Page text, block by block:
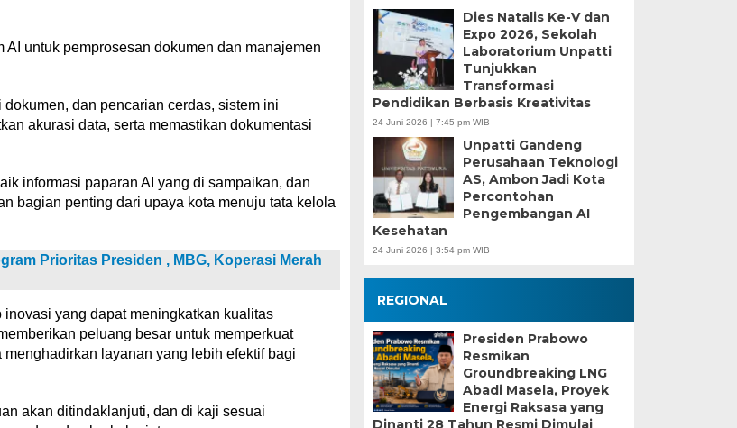
untuk pemprosesan dokumen dan manajemen
dan pencarian cerdas, sistem ini
akurasi data, serta memastikan dokumentasi
informasi paparan AI yang di sampaikan, dan
bagian penting dari upaya kota menuju tata kelola
Prioritas Presiden , MBG, Koperasi Merah
yang dapat meningkatkan kualitas
peluang besar untuk memperkuat
layanan yang lebih efektif bagi
akan ditindaklanjuti, dan di kaji sesuai
Dies Natalis Ke-V dan
Expo 2026, Sekolah
Laboratorium Unpatti
Tunjukkan
Transformasi
Pendidikan Berbasis Kreativitas
24 Juni 2026 | 7:45 pm WIB
Unpatti Gandeng
Perusahaan Teknologi
AS, Ambon Jadi Kota
Percontohan
Pengembangan AI
Kesehatan
24 Juni 2026 | 3:54 pm WIB
REGIONAL
Presiden Prabowo
Resmikan
Groundbreaking LNG
Abadi Masela, Proyek
Energi Raksasa yang
Dinanti 28 Tahun Resmi Dimulai